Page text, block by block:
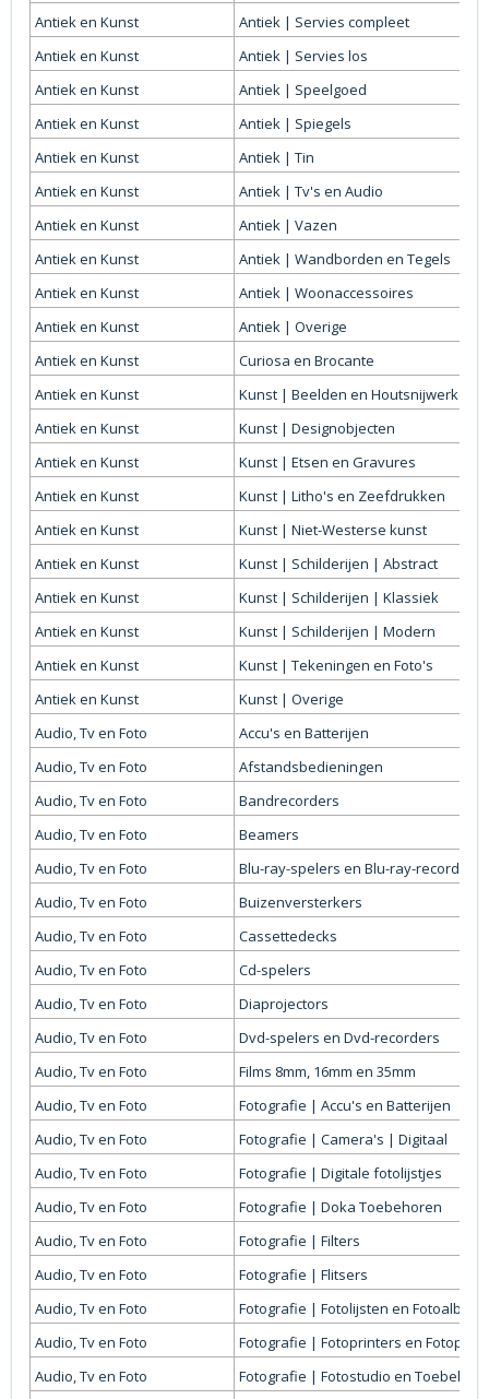
Antiek en Kunst
Antiek | Servies compleet
Antiek en Kunst
Antiek | Servies los
Antiek en Kunst
Antiek | Speelgoed
Antiek en Kunst
Antiek | Spiegels
Antiek en Kunst
Antiek | Tin
Antiek en Kunst
Antiek | Tv's en Audio
Antiek en Kunst
Antiek | Vazen
Antiek en Kunst
Antiek | Wandborden en Tegels
Antiek en Kunst
Antiek | Woonaccessoires
Antiek en Kunst
Antiek | Overige
Antiek en Kunst
Curiosa en Brocante
Antiek en Kunst
Kunst | Beelden en Houtsnijwerken
Antiek en Kunst
Kunst | Designobjecten
Antiek en Kunst
Kunst | Etsen en Gravures
Antiek en Kunst
Kunst | Litho's en Zeefdrukken
Antiek en Kunst
Kunst | Niet-Westerse kunst
Antiek en Kunst
Kunst | Schilderijen | Abstract
Antiek en Kunst
Kunst | Schilderijen | Klassiek
Antiek en Kunst
Kunst | Schilderijen | Modern
Antiek en Kunst
Kunst | Tekeningen en Foto's
Antiek en Kunst
Kunst | Overige
Audio, Tv en Foto
Accu's en Batterijen
Audio, Tv en Foto
Afstandsbedieningen
Audio, Tv en Foto
Bandrecorders
Audio, Tv en Foto
Beamers
Audio, Tv en Foto
Blu-ray-spelers en Blu-ray-recorders
Audio, Tv en Foto
Buizenversterkers
Audio, Tv en Foto
Cassettedecks
Audio, Tv en Foto
Cd-spelers
Audio, Tv en Foto
Diaprojectors
Audio, Tv en Foto
Dvd-spelers en Dvd-recorders
Audio, Tv en Foto
Films 8mm, 16mm en 35mm
Audio, Tv en Foto
Fotografie | Accu's en Batterijen
Audio, Tv en Foto
Fotografie | Camera's | Digitaal
Audio, Tv en Foto
Fotografie | Digitale fotolijstjes
Audio, Tv en Foto
Fotografie | Doka Toebehoren
Audio, Tv en Foto
Fotografie | Filters
Audio, Tv en Foto
Fotografie | Flitsers
Audio, Tv en Foto
Fotografie | Fotolijsten en Fotoalbums
Audio, Tv en Foto
Fotografie | Fotoprinters en
Audio, Tv en Foto
Fotografie | Fotostudio en